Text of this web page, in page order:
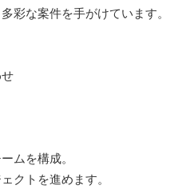
彩な案件を手がけています。
ムを構成。
クトを進めます。